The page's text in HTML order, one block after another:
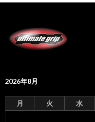
2026年8月
月 火 水